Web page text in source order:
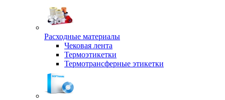
Расходные материалы
Чековая лента
Термоэтикетки
Термотрансферные этикетки